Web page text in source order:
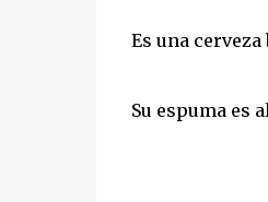
Es una
Su espuma es